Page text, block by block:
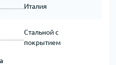
Италия
Стальной с
покрытием